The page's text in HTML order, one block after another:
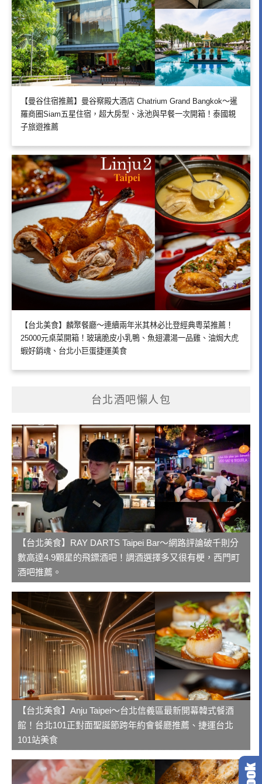
【曼谷住宿推薦】曼谷察殿大酒店 Chatrium Grand Bangkok～暹
羅商圈Siam五星住宿，超大房型、泳池與早餐一次開箱！泰國親
子旅遊推薦
【台北美食】麟聚餐廳～連續兩年米其林必比登經典粵菜推薦！
25000元桌菜開箱！玻璃脆皮小乳鴨、魚翅濃湯一品雞、油焗大虎
蝦好銷魂、台北小巨蛋捷運美食
台北酒吧懶人包
【台北美食】RAY DARTS Taipei Bar～網路評論破千則分
數高達4.9顆星的飛鏢酒吧！調酒選擇多又很有梗，西門町
酒吧推薦。
【台北美食】Anju Taipei～台北信義區最新開幕韓式餐酒
館！台北101正對面聖誕節跨年約會餐廳推薦、捷運台北
101站美食